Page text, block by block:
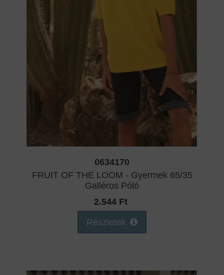
0634170
FRUIT OF THE LOOM - Gyermek 65/35
Galléros Póló
2.544 Ft
Részletek